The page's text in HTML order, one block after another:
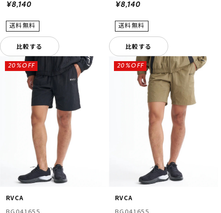
¥8,140
比較する
¥8,140
比較する
RVCA
20%OFF
RVCA
20%OFF